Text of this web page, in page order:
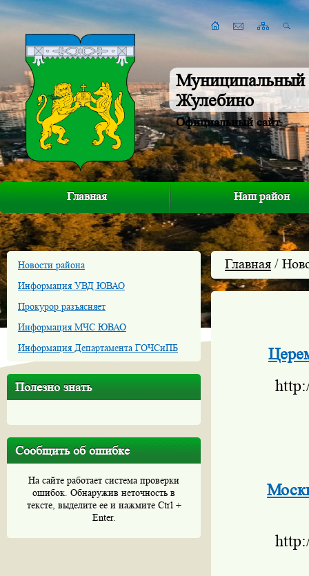
Муниципальный
Жулебино
Официальный сайт
Главная Наш район
Новости района
Информация УВД ЮВАО
Прокурор разъясняет
Информация МЧС ЮВАО
Информация Департамента ГОЧСиПБ
Полезно знать
Сообщить об ошибке
На сайте работает система проверки
ошибок. Обнаружив неточность в
тексте, выделите ее и нажмите Ctrl +
Enter.
Главная /